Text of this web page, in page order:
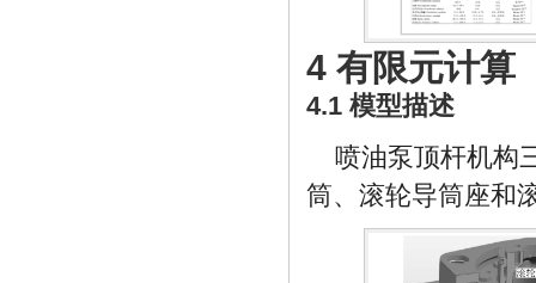
4 有限元计算
4.1 模型描述
喷油泵顶杆机构
筒、滚轮导筒座和